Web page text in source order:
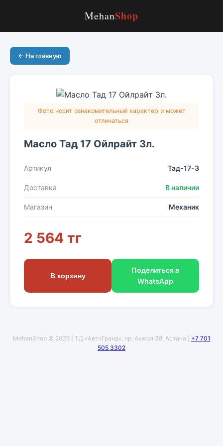
MehanShop
← На главную
Фото носит ознакомительный характер и может
отличаться
Масло Тад 17 Ойлрайт 3л.
Артикул Тад-17-3
Доставка В наличии
Магазин Механик
2 564 тг
В корзину
Поделиться в
WhatsApp
MehanShop © 2026 | ТД «АвтоГранд», пр. Акжол 38, Астана | +7 701
505 3302